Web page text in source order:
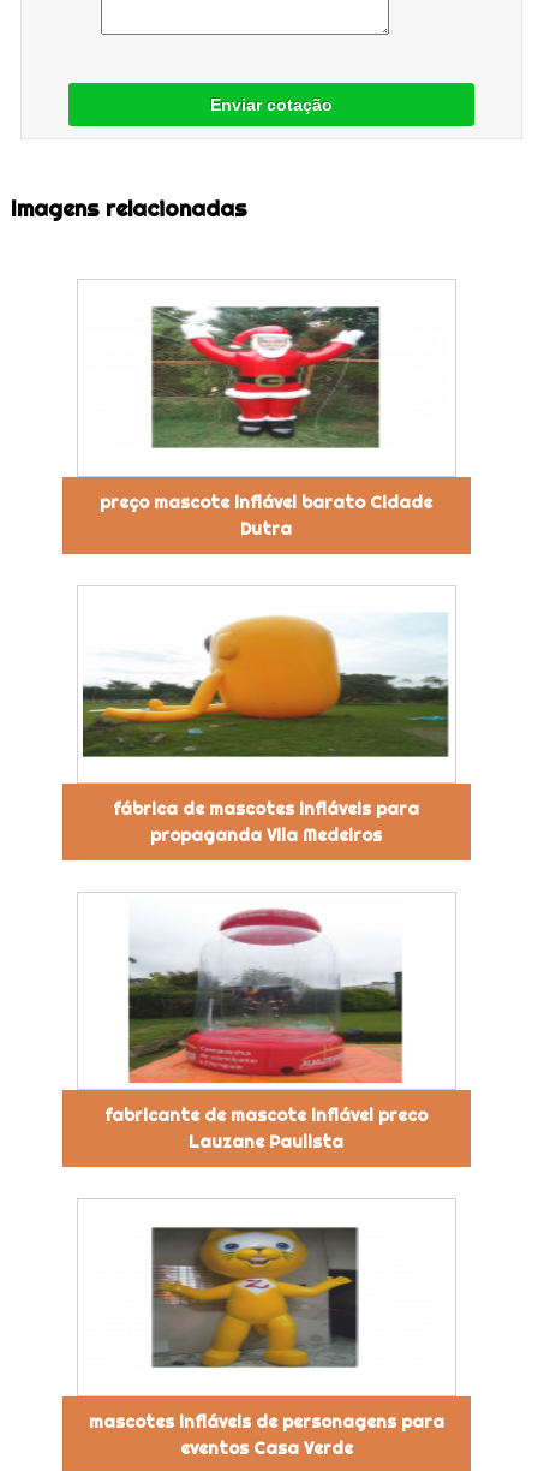
Enviar cotação
Imagens relacionadas
preço mascote inflável barato Cidade
Dutra
fábrica de mascotes infláveis para
propaganda Vila Medeiros
fabricante de mascote inflável preco
Lauzane Paulista
mascotes infláveis de personagens para
eventos Casa Verde